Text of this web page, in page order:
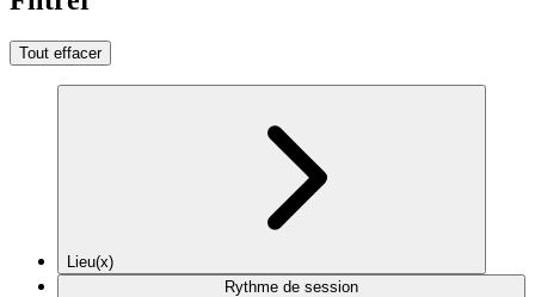
Tout effacer
Lieu(x)
Rythme de session